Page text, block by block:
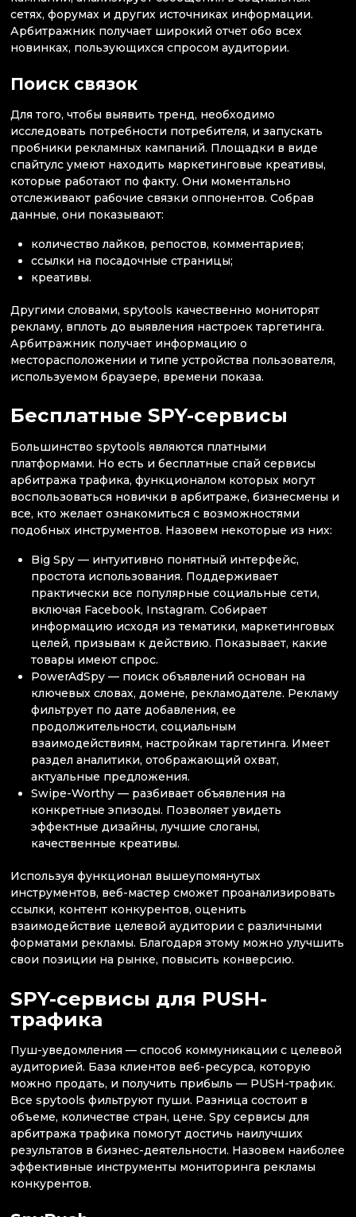
сетях, форумах и других источниках информации.
Арбитражник получает широкий отчет обо всех
новинках, пользующихся спросом аудитории.
Поиск связок
Для того, чтобы выявить тренд, необходимо
исследовать потребности потребителя, и запускать
пробники рекламных кампаний. Площадки в виде
спайтулс умеют находить маркетинговые креативы,
которые работают по факту. Они моментально
отслеживают рабочие связки оппонентов. Собрав
данные, они показывают:
количество лайков, репостов, комментариев;
ссылки на посадочные страницы;
креативы.
Другими словами, spytools качественно мониторят
рекламу, вплоть до выявления настроек таргетинга.
Арбитражник получает информацию о
месторасположении и типе устройства пользователя,
используемом браузере, времени показа.
Бесплатные SPY-сервисы
Большинство spytools являются платными
платформами. Но есть и бесплатные спай сервисы
арбитража трафика, функционалом которых могут
воспользоваться новички в арбитраже, бизнесмены и
все, кто желает ознакомиться с возможностями
подобных инструментов. Назовем некоторые из них:
Big Spy — интуитивно понятный интерфейс,
простота использования. Поддерживает
практически все популярные социальные сети,
включая Facebook, Instagram. Собирает
информацию исходя из тематики, маркетинговых
целей, призывам к действию. Показывает, какие
товары имеют спрос.
PowerAdSpy — поиск объявлений основан на
ключевых словах, домене, рекламодателе. Рекламу
фильтрует по дате добавления, ее
продолжительности, социальным
взаимодействиям, настройкам таргетинга. Имеет
раздел аналитики, отображающий охват,
актуальные предложения.
Swipe-Worthy — разбивает объявления на
конкретные эпизоды. Позволяет увидеть
эффектные дизайны, лучшие слоганы,
качественные креативы.
Используя функционал вышеупомянутых
инструментов, веб-мастер сможет проанализировать
ссылки, контент конкурентов, оценить
взаимодействие целевой аудитории с различными
форматами рекламы. Благодаря этому можно улучшить
свои позиции на рынке, повысить конверсию.
SPY-сервисы для PUSH-
трафика
Пуш-уведомления — способ коммуникации с целевой
аудиторией. База клиентов веб-ресурса, которую
можно продать, и получить прибыль — PUSH-трафик.
Все spytools фильтруют пуши. Разница состоит в
объеме, количестве стран, цене. Spy сервисы для
арбитража трафика помогут достичь наилучших
результатов в бизнес-деятельности. Назовем наиболее
эффективные инструменты мониторинга рекламы
конкурентов.